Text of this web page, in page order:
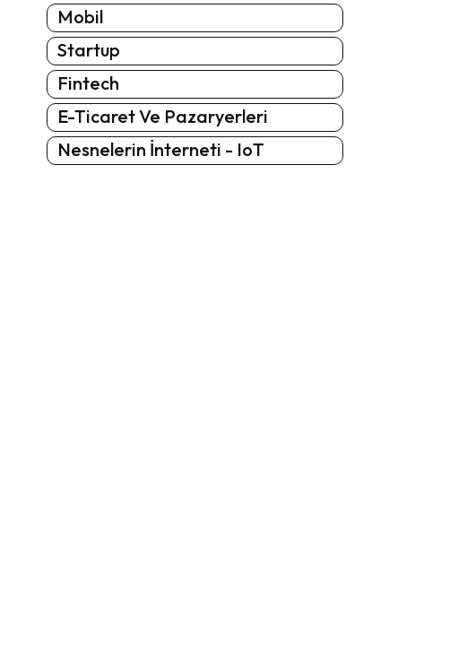
Mobil
Startup
Fintech
E-Ticaret Ve Pazaryerleri
Nesnelerin İnterneti - IoT